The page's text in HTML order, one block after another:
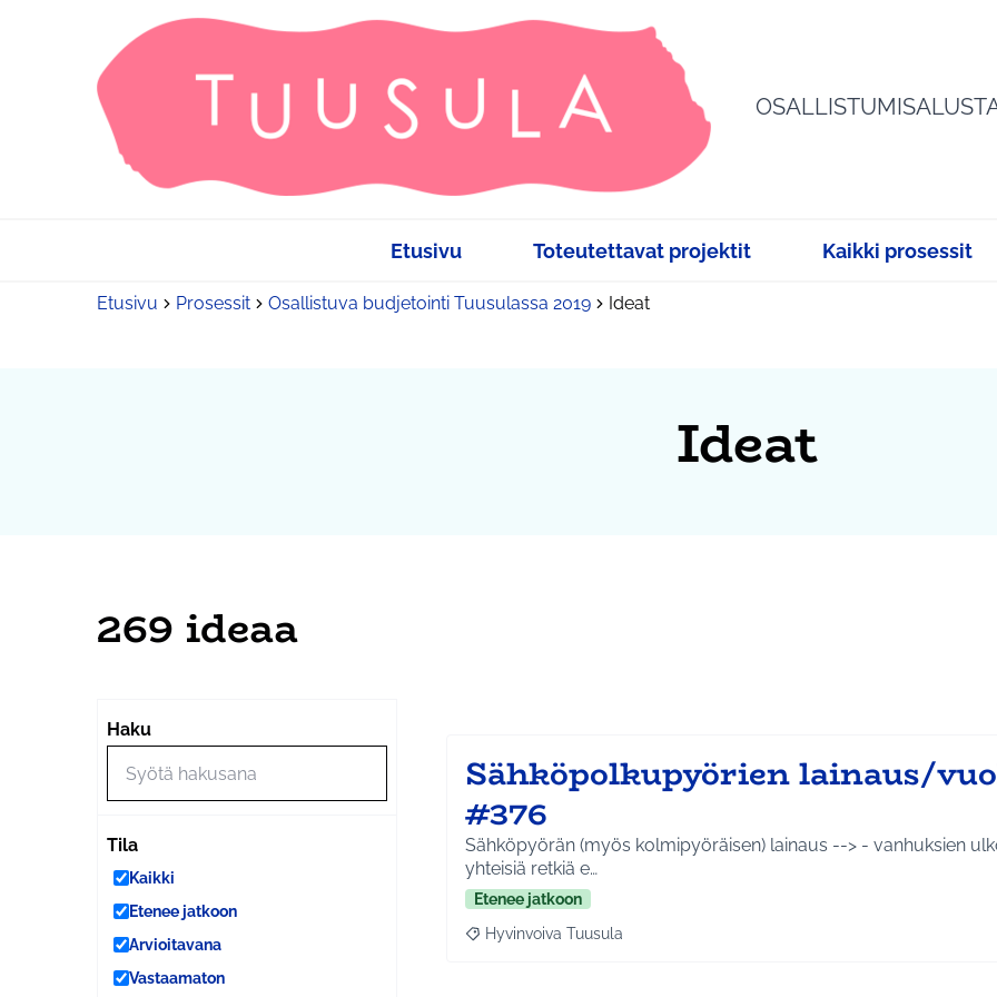
Etusivu Toteutettavat projektit Kaikki prosessit
Etusivu Prosessit Osallistuva budjetointi Tuusulassa 2019 Ideat
Ideat
269 ideaa
Haku
Tila
Kaikki
Etenee jatkoon
Arvioitavana
Vastaamaton
−
Sähköpolkupyörien lainaus/
#376
Sähköpyörän (myös kolmipyöräisen) lainaus --> - vanhuksien
yhteisiä retkiä e…
Etenee jatkoon
Rajaa tulokset aihepiirin mukaan: Hyvinvoiva Tuusula
Hyvinvoiva Tuusula